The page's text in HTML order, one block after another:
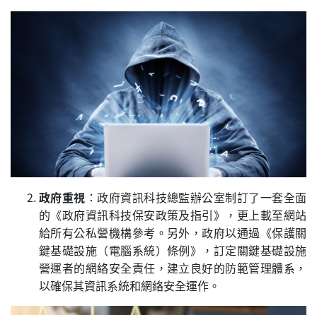
政府重視 ：政府資訊科技總監辦公室制訂了一套全面
的《政府資訊科技保安政策及指引》，更上載至網站
給所有公私營機構參考。另外，政府以通過《保護關
鍵基礎設施（電腦系統）條例》，訂定關鍵基礎設施
營運者的網絡安全責任，建立良好的防範管理體系，
以確保其資訊系統和網絡安全運作。